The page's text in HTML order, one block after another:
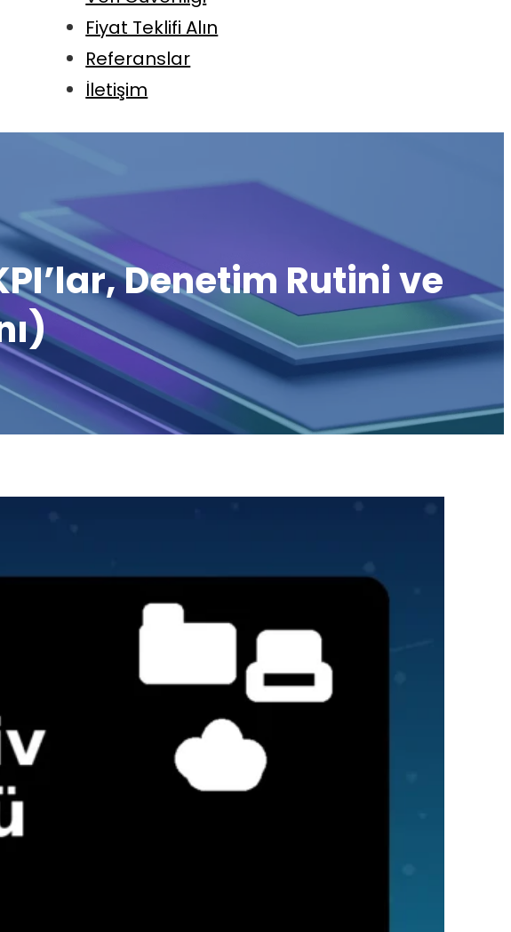
Fiyat Teklifi Alın
Referanslar
İletişim
Denetim Rutini ve